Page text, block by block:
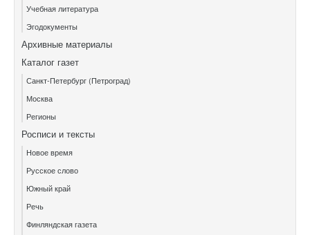
Учебная литература
Эгодокументы
Архивные материалы
Каталог газет
Санкт-Петербург (Петроград)
Москва
Регионы
Росписи и тексты
Новое время
Русское слово
Южный край
Речь
Финляндская газета